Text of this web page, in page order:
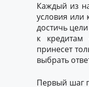
Каждый из
условия или
достичь
к кредитам
принесет
выбрать
Первый шаг